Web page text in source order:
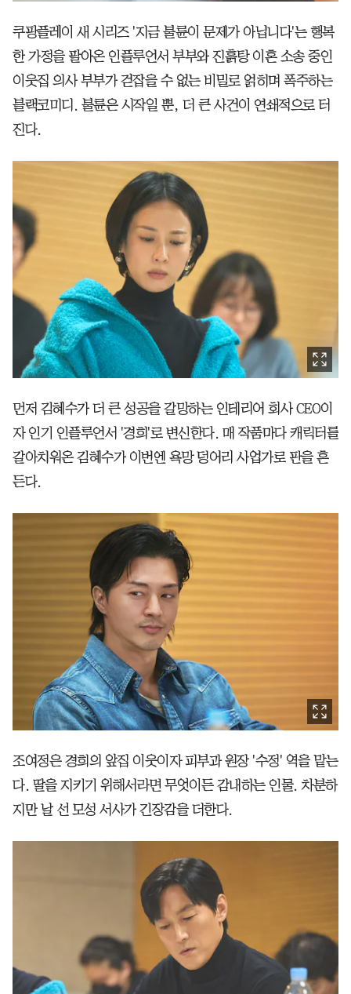
쿠팡플레이 새 시리즈 '지금 불륜이 문제가 아닙니다'는 행복
한 가정을 팔아온 인플루언서 부부와 진흙탕 이혼 소송 중인
이웃집 의사 부부가 걷잡을 수 없는 비밀로 얽히며 폭주하는
블랙코미디. 불륜은 시작일 뿐, 더 큰 사건이 연쇄적으로 터
진다.
먼저 김혜수가 더 큰 성공을 갈망하는 인테리어 회사 CEO이
자 인기 인플루언서 '경희'로 변신한다. 매 작품마다 캐릭터를
갈아치워온 김혜수가 이번엔 욕망 덩어리 사업가로 판을 흔
든다.
조여정은 경희의 앞집 이웃이자 피부과 원장 '수정' 역을 맡는
다. 딸을 지키기 위해서라면 무엇이든 감내하는 인물. 차분하
지만 날 선 모성 서사가 긴장감을 더한다.